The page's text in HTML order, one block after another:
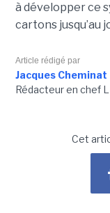
à développer ce
cartons jusqu’au
Article rédigé par
Jacques Cheminat
Rédacteur en chef
Cet